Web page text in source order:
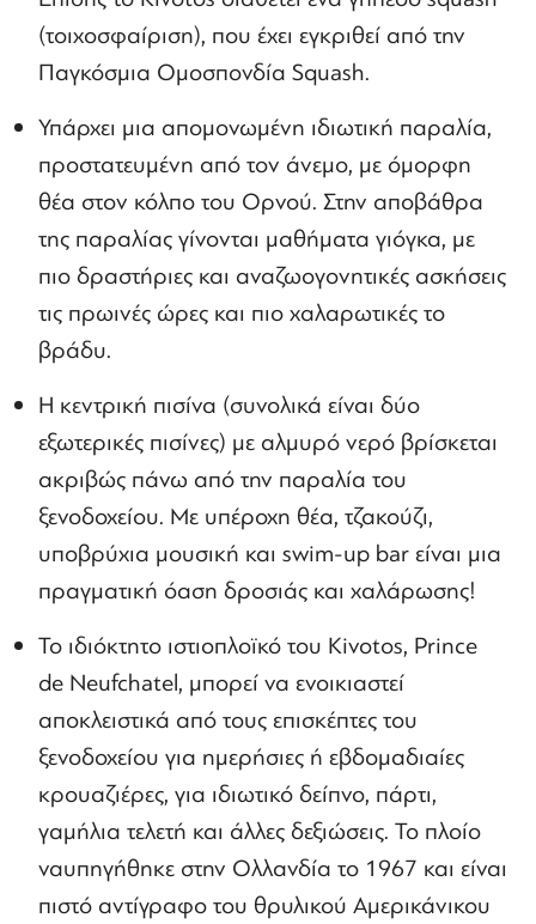
(τοιχοσφαίριση), που έχει εγκριθεί από την
Παγκόσμια Ομοσπονδία Squash.
Υπάρχει μια απομονωμένη ιδιωτική παραλία,
προστατευμένη από τον άνεμο, με όμορφη
θέα στον κόλπο του Ορνού. Στην αποβάθρα
της παραλίας γίνονται μαθήματα γιόγκα, με
πιο δραστήριες και αναζωογονητικές ασκήσεις
τις πρωινές ώρες και πιο χαλαρωτικές το
βράδυ.
Η κεντρική πισίνα (συνολικά είναι δύο
εξωτερικές πισίνες) με αλμυρό νερό βρίσκεται
ακριβώς πάνω από την παραλία του
ξενοδοχείου. Με υπέροχη θέα, τζακούζι,
υποβρύχια μουσική και swim-up bar είναι μια
πραγματική όαση δροσιάς και χαλάρωσης!
Το ιδιόκτητο ιστιοπλοϊκό του Kivotos, Prince
de Neufchatel, μπορεί να ενοικιαστεί
αποκλειστικά από τους επισκέπτες του
ξενοδοχείου για ημερήσιες ή εβδομαδιαίες
κρουαζιέρες, για ιδιωτικό δείπνο, πάρτι,
γαμήλια τελετή και άλλες δεξιώσεις. Το πλοίο
ναυπηγήθηκε στην Ολλανδία το 1967 και είναι
πιστό αντίγραφο του θρυλικού Αμερικάνικου